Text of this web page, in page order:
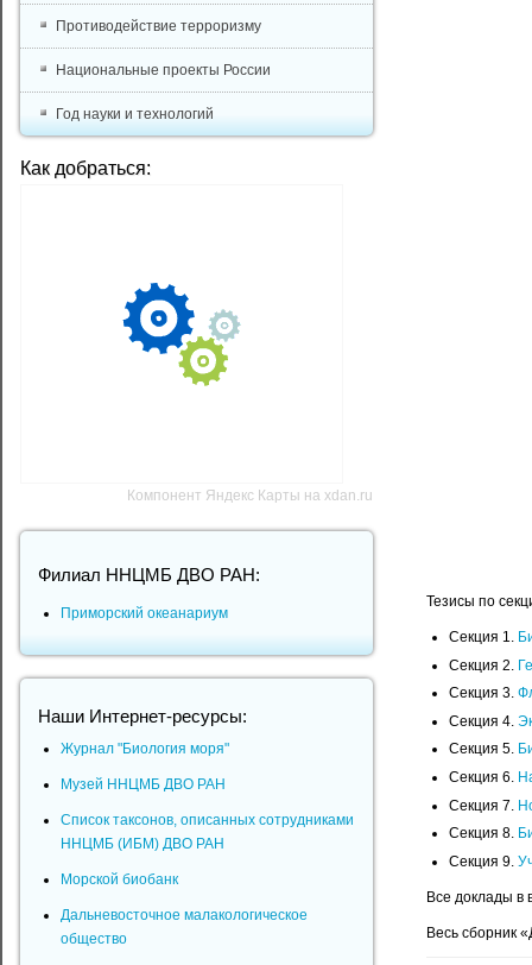
Тезисы по
Секция 1.
Секция 2.
Секция 3.
Секция 4.
Секция 5.
Секция 6.
Секция 7.
Секция 8.
Секция 9.
Все доклады в
Весь сборник
Противодействие терроризму
Национальные проекты России
Год науки и технологий
Как добраться:
Компонент Яндекс Карты на xdan.ru
Филиал ННЦМБ ДВО РАН:
Приморский океанариум
Наши Интернет-ресурсы:
Журнал "Биология моря"
Музей ННЦМБ ДВО РАН
Список таксонов, описанных сотрудниками
ННЦМБ (ИБМ) ДВО РАН
Морской биобанк
Дальневосточное малакологическое
общество